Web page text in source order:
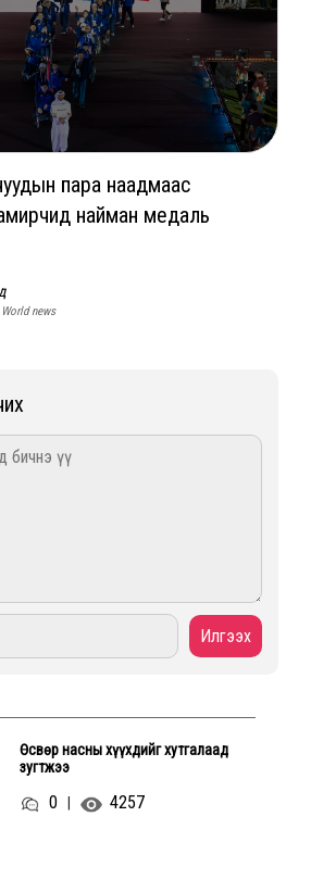
пара наадмаас
найман медаль
news
Өсвөр насны хүүхдийг хутгалаад
зугтжээ
0 4257